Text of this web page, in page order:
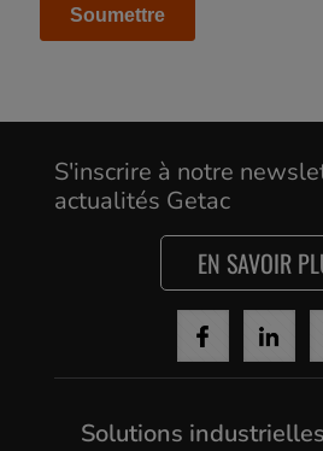
S'inscrire à notre
actualités Getac
EN SAVOIR
Solutions